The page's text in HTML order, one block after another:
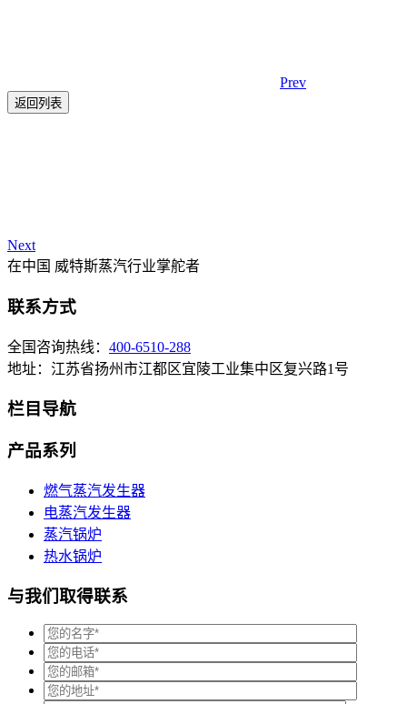
Prev
返回列表
Next
在中国 威特斯蒸汽行业掌舵者
联系方式
全国咨询热线： 400-6510-288
地址：江苏省扬州市江都区宜陵工业集中区复兴路1号
栏目导航
产品系列
燃气蒸汽发生器
电蒸汽发生器
蒸汽锅炉
热水锅炉
与我们取得联系